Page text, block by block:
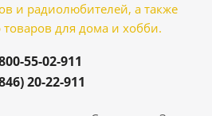
и радиолюбителей, а также
для дома и хобби.
55-02-911
20-22-911